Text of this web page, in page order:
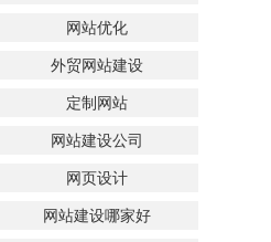
网站优化
外贸网站建设
定制网站
网站建设公司
网页设计
网站建设哪家好